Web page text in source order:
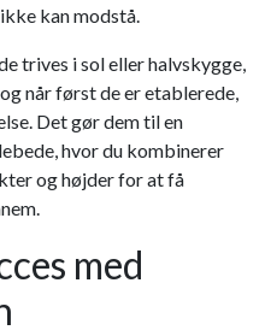
kan modstå.
trives i sol eller halvskygge,
når først de er etablerede,
Det gør dem til en
hvor du kombinerer
og højder for at få
med